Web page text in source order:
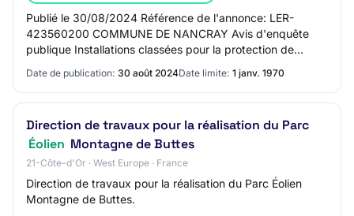
Publié le 30/08/2024 Référence de l'annonce: LER-
423560200 COMMUNE DE NANCRAY Avis d'enquête
publique Installations classées pour la protection de
Date de publication: 30 août 2024Date limite: 1 janv. 1970
Direction de travaux pour la réalisation du Parc
Éolien Montagne de Buttes
21-Côte-d'Or · West Europe · France
Direction de travaux pour la réalisation du Parc Éolien
Montagne de Buttes.